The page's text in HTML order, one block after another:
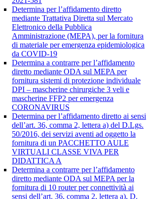
Determina per l’affidamento diretto
mediante Trattativa Diretta sul Mercato
Elettronico della Pubblica
Amministrazione (MEPA), per la fornitura
di materiale per emergenza epidemiologica
da COVID-19
Determina a contrarre per l’affidamento
diretto mediante ODA sul MEPA per
fornitura sistemi di protezione individuale
DPI – mascherine chirurgiche 3 veli e
mascherine FFP2 per emergenza
CORONAVIRUS
Determina per l’affidamento diretto ai sensi
dell’art. 36, comma 2, lettera a) del D.Lgs.
50/2016, dei servizi aventi ad oggetto la
fornitura di un PACCHETTO AULE
VIRTUALI CLASSE VIVA PER
DIDATTICA A
Determina a contrarre per l’affidamento
diretto mediante ODA sul MEPA per la
fornitura di 10 router per connettività ai
sensi dell’art. 36, comma 2, lettera a), D.